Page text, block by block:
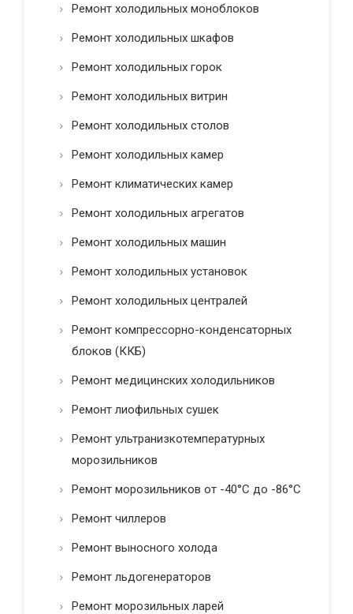
Ремонт холодильных моноблоков
Ремонт холодильных шкафов
Ремонт холодильных горок
Ремонт холодильных витрин
Ремонт холодильных столов
Ремонт холодильных камер
Ремонт климатических камер
Ремонт холодильных агрегатов
Ремонт холодильных машин
Ремонт холодильных установок
Ремонт холодильных централей
Ремонт компрессорно-конденсаторных
блоков (ККБ)
Ремонт медицинских холодильников
Ремонт лиофильных сушек
Ремонт ультранизкотемпературных
морозильников
Ремонт морозильников от -40°C до -86°C
Ремонт чиллеров
Ремонт выносного холода
Ремонт льдогенераторов
Ремонт морозильных ларей